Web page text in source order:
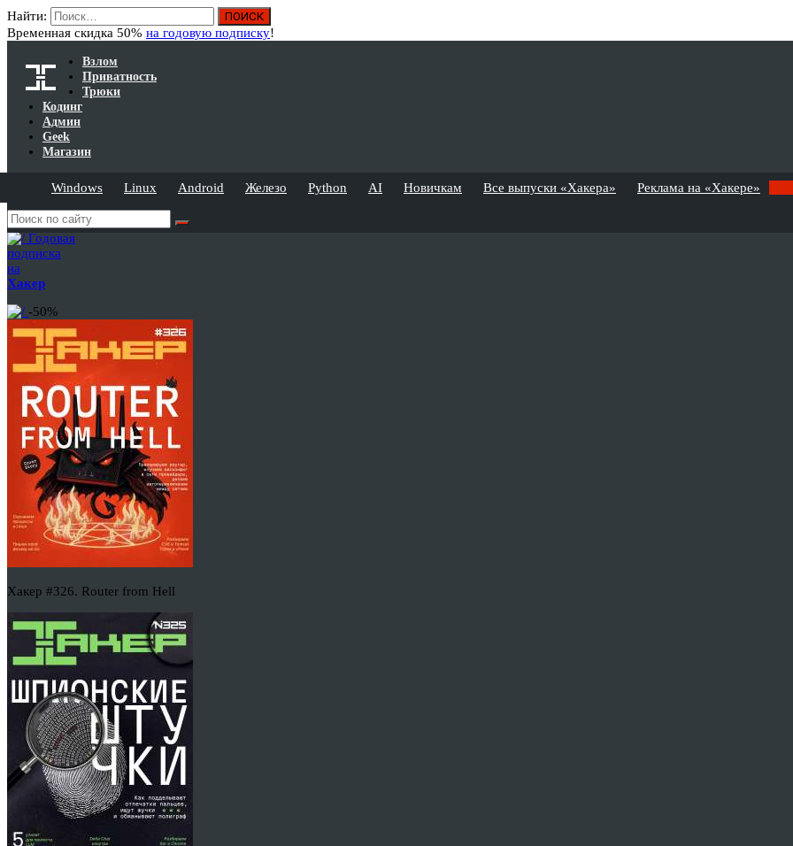
Найти:
Временная скидка 50% на годовую подписку!
Взлом
Приватность
Трюки
Кодинг
Админ
Geek
Магазин
Windows Linux Android Железо Python AI Новичкам Все выпуски «Хакера» Реклама на «Хакере»
Годовая
подписка
на
Хакер
-50%
Хакер #326. Router from Hell